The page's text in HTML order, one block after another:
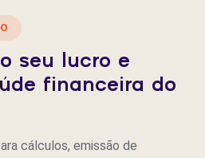
seu lucro e
financeira do
cálculos, emissão de